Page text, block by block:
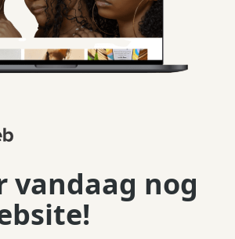
vandaag nog